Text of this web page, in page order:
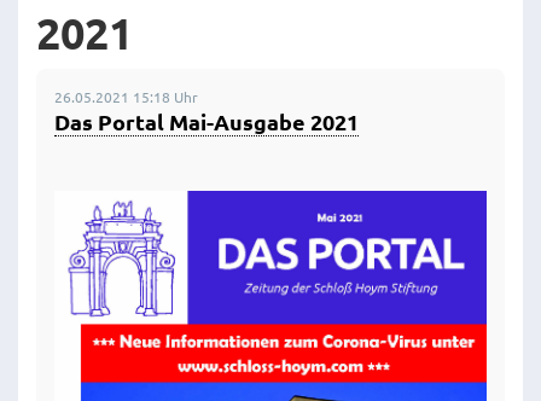
2021
26.05.2021 15:18 Uhr
Das Portal Mai-Ausgabe 2021